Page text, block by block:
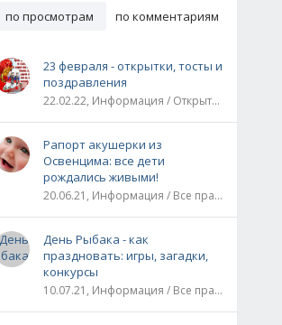
по просмотрам по комментариям
23 февраля - открытки, тосты и
поздравления
22.02.22, Информация / Открытки / Все праздники
Рапорт акушерки из
Освенцима: все дети
рождались живыми!
20.06.21, Информация / Все праздники / Рассказы и истории
День Рыбака - как
праздновать: игры, загадки,
конкурсы
10.07.21, Информация / Все праздники